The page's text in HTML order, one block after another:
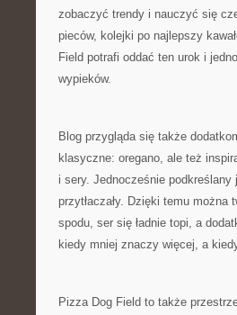
zobaczyć trendy i nauczyć się
pieców, kolejki po najlepszy
Field potrafi oddać ten urok i
wypieków.
Blog przygląda się także
klasyczne: oregano, ale też
i sery. Jednocześnie podkreślany
przytłaczały. Dzięki temu
spodu, ser się ładnie topi, a
kiedy mniej znaczy więcej, a
Pizza Dog Field to także